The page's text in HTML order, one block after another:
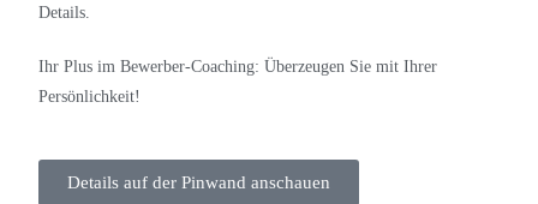
Details.
Ihr Plus im Bewerber-Coaching: Überzeugen Sie mit Ihrer
Persönlichkeit!
Details auf der Pinwand anschauen